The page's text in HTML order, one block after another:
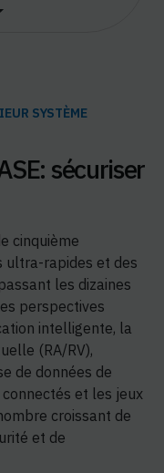
SYSTÈME
sécuriser
cinquième
ultra-rapides et des
les dizaines
perspectives
intelligente, la
(RA/RV),
de données de
et les jeux
croissant de
et de